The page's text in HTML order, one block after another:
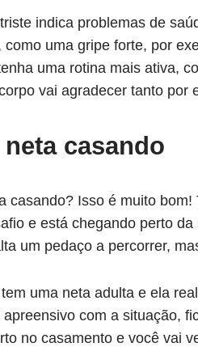
indica problemas de
uma gripe forte, por
uma rotina mais ativa,
vai agradecer tanto por
casando
casando? Isso é muito
e está chegando perto
um pedaço a percorrer,
uma neta adulta e ela
com a situação,
no casamento e você vai